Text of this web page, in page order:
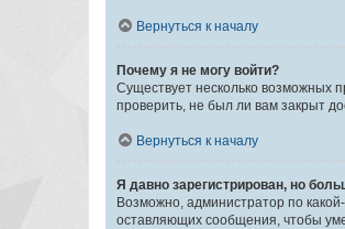
Вернуться к началу
Почему я не могу войти?
Существует несколько возможных
проверить, не был ли вам закрыт
Вернуться к началу
Я давно зарегистрирован, но
Возможно, администратор по
оставляющих сообщения, чтобы